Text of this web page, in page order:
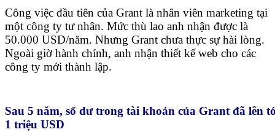
Công việc đầu tiên của Grant là nhân viên marketing tại
một công ty tư nhân. Mức thù lao anh nhận được là
50.000 USD/năm. Nhưng Grant chưa thực sự hài lòng.
Ngoài giờ hành chính, anh nhận thiết kế web cho các
công ty mới thành lập.
Sau 5 năm, số dư trong tài khoản của Grant đã lên
1 triệu USD